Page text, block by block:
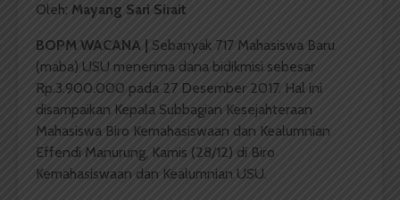
Oleh: Mayang Sari Sirait
BOPM WACANA | Sebanyak 717 Mahasiswa Baru
(maba) USU menerima dana bidikmisi sebesar
Rp.3.900.000 pada 27 Desember 2017. Hal ini
disampaikan Kepala Subbagian Kesejahteraan
Mahasiswa Biro Kemahasiswaan dan Kealumnian
Effendi Manurung, Kamis (28/12) di Biro
Kemahasiswaan dan Kealumnian USU.